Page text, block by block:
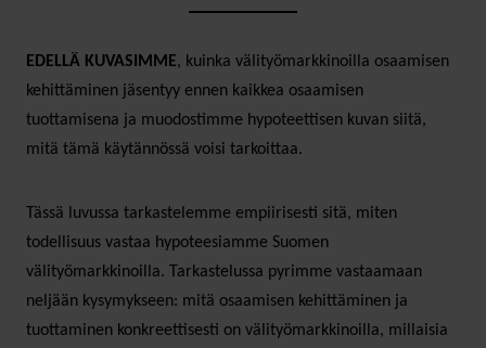
EDELLÄ KUVASIMME, kuinka välityömarkkinoilla osaamisen
kehittäminen jäsentyy ennen kaikkea osaamisen
tuottamisena ja muodostimme hypoteettisen kuvan siitä,
mitä tämä käytännössä voisi tarkoittaa.
Tässä luvussa tarkastelemme empiirisesti sitä, miten
todellisuus vastaa hypoteesiamme Suomen
välityömarkkinoilla. Tarkastelussa pyrimme vastaamaan
neljään kysymykseen: mitä osaamisen kehittäminen ja
tuottaminen konkreettisesti on välityömarkkinoilla, millaisia